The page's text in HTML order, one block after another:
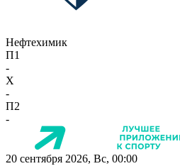
Нефтехимик
П1
-
X
-
П2
-
20 сентября 2026, Вс, 00:00